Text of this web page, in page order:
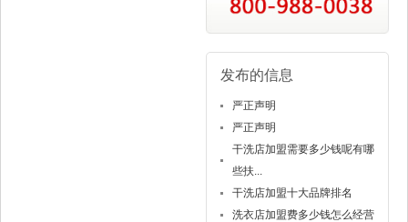
发布的信息
严正声明
严正声明
干洗店加盟需要多少钱呢有哪
些扶...
干洗店加盟十大品牌排名
洗衣店加盟费多少钱怎么经营